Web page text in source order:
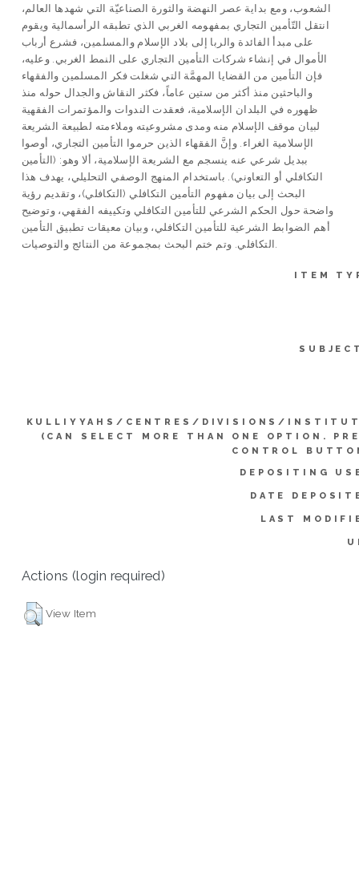
الشعوب، ومع بداية عصر النهضة والثورة الصناعيّة التي شهدها العالم،
انتقل التّأمين التجاري بمفهومه الغربي الذي تطبقه الرأسمالية ويقوم
على مبدأ الفائدة والربا إلى بلاد الإسلام والمسلمين، فشرع أرباب
الأموال في إنشاء شركات التأمين التجاري على النمط الغربي. وعليه،
فإن التأمين من القضايا المهمَّة التي شغلت فكر المسلمين والفقهاء
والباحثين منذ أكثر من ستين عاماً، فكثر النقاش والجدال حوله منذ
ظهوره في البلدان الإسلامية، فعقدت الندوات والمؤتمرات الفقهية
لبيان موقف الإسلام منه ومدى مشروعيته وملاءمته لطبيعة الشريعة
الإسلامية الغراء. وإنَّ الفقهاء الذين حرموا التأمين التجاري، أوصوا
ببديل شرعي عنه ينسجم مع الشريعة الإسلامية، ألا وهو: (التأمين
التكافلي أو التعاوني). باستخدام المنهج الوصفي التحليلي، يهدف هذا
البحث إلى بيان مفهوم التأمين التكافلي (التكافلي)، وتقديم رؤية
واضحة حول الحكم الشرعي للتأمين التكافلي وتكييفه الفقهي، وتوضيح
أهم الضوابط الشرعية للتأمين التكافلي، وبيان معيقات تطبيق التأمين
التكافلي. وتم ختم البحث بمجموعة من النتائج والتوصيات.
ITEM
KULLIYYAHS/CENTRES/DIVISIONS/
(CAN SELECT MORE THAN ONE OPTION.
CONTROL
DEPOSITING
DATE
LAST
Actions (login required)
View Item